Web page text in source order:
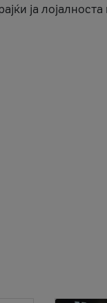
ја